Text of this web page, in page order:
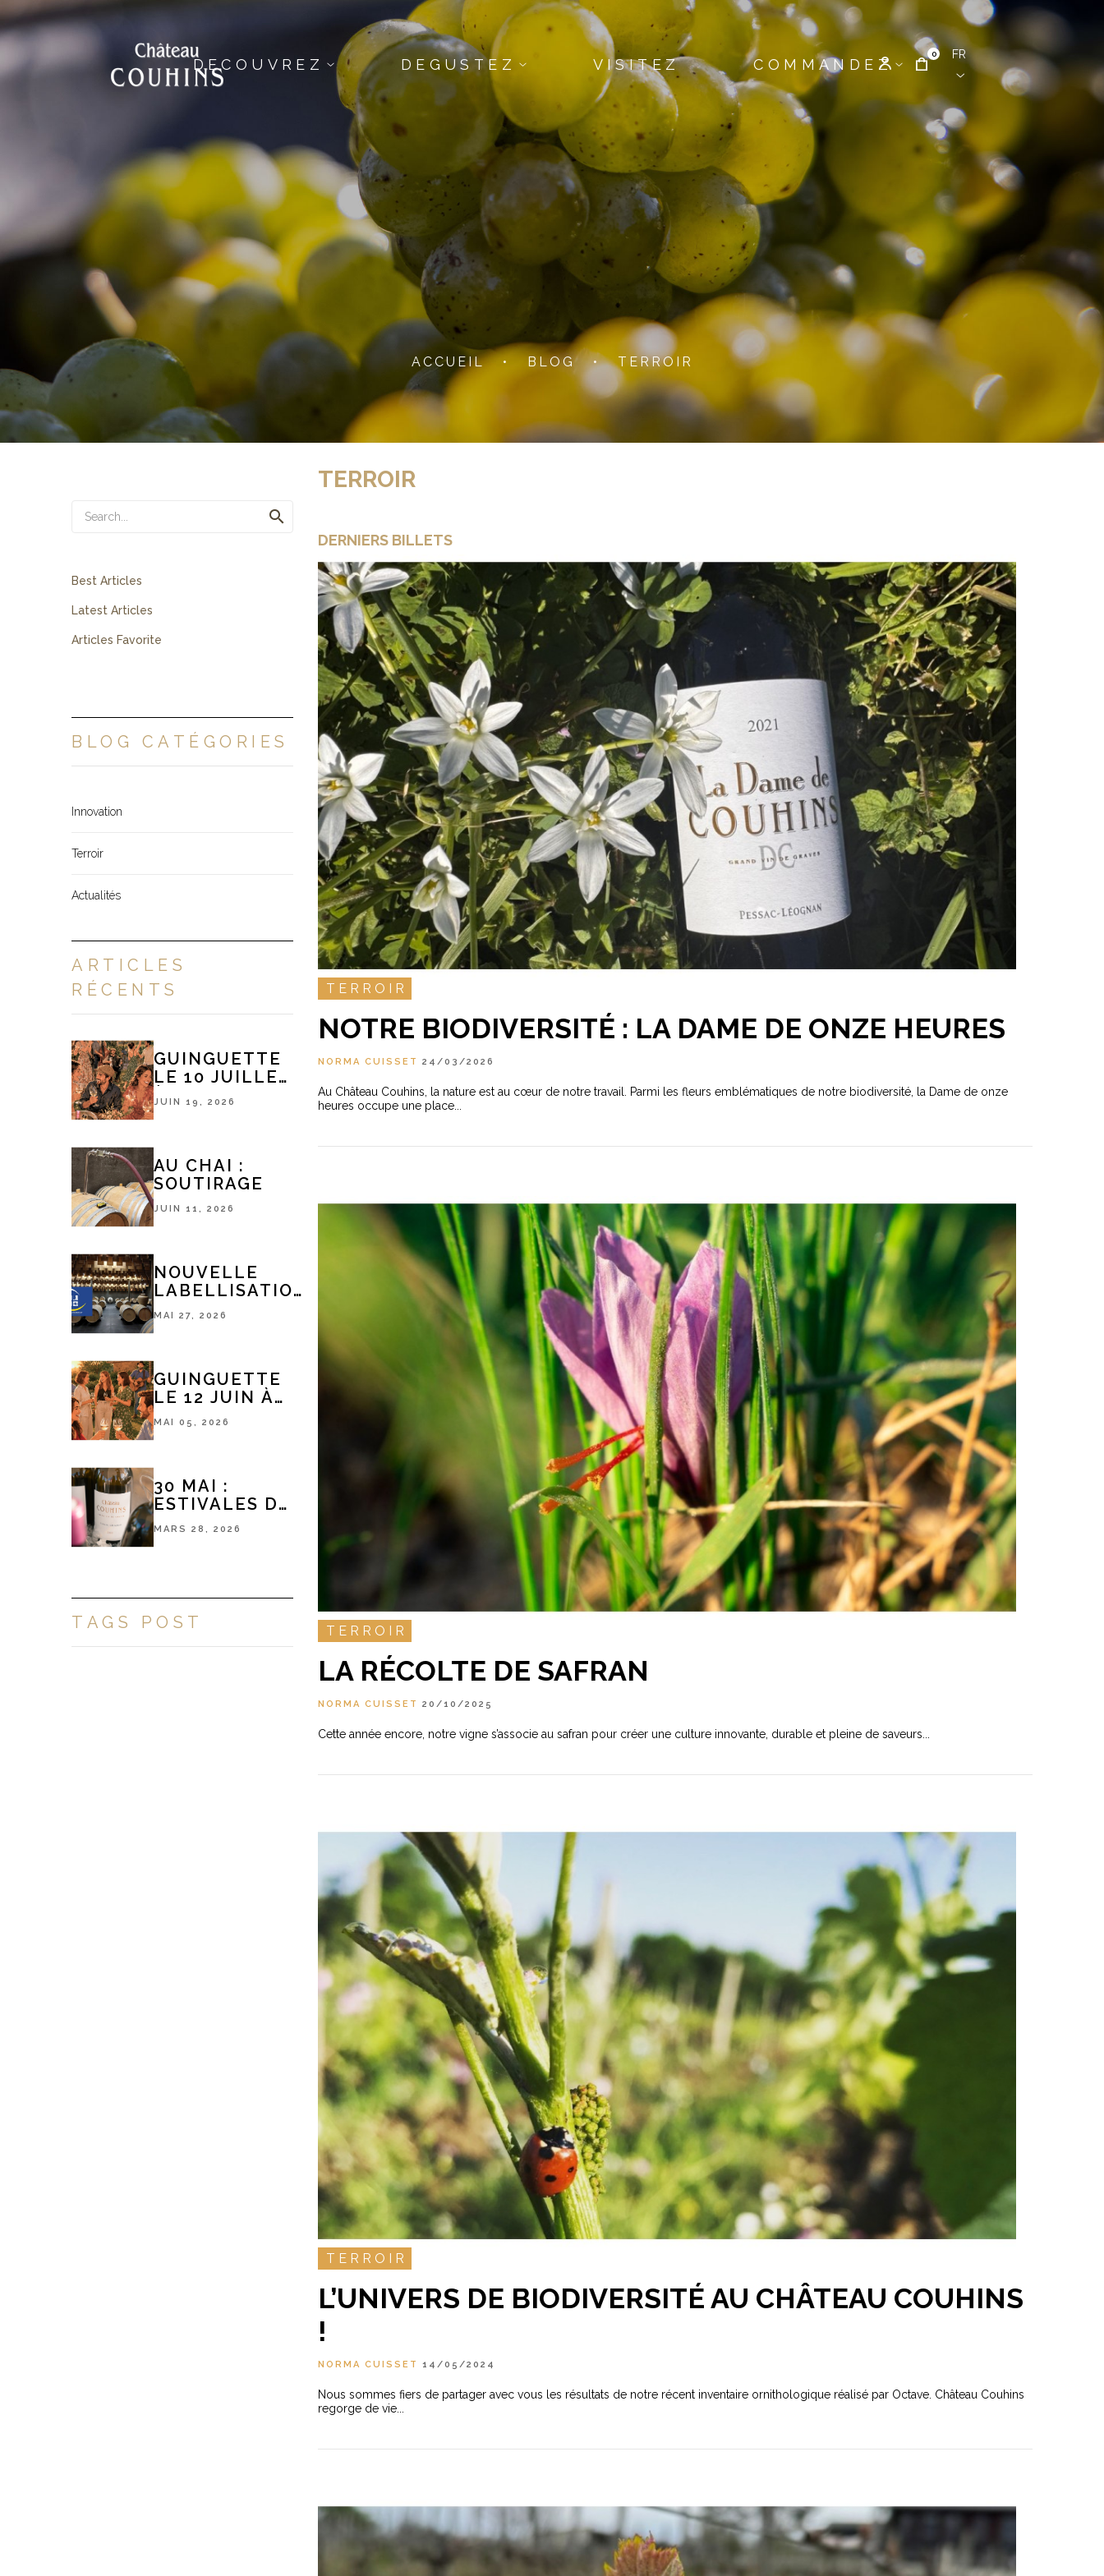
DECOUVREZ DEGUSTEZ VISITEZ COMMANDEZ
0 FR
ACCUEIL • BLOG • TERROIR

Best Articles
Latest Articles
Articles Favorite
BLOG CATÉGORIES
Innovation
Terroir
Actualités
ARTICLES
RÉCENTS
GUINGUETTE
LE 10 JUILLET
À 18H
JUIN 19, 2026
AU CHAI :
SOUTIRAGE
JUIN 11, 2026
NOUVELLE
LABELLISATION
TOURISME &
MAI 27, 2026
GUINGUETTE
LE 12 JUIN À
18H
MAI 05, 2026
30 MAI :
ESTIVALES DE
PESSAC-
MARS 28, 2026
TAGS POST
TERROIR
DERNIERS BILLETS
TERROIR
NOTRE BIODIVERSITÉ : LA DAME DE ONZE HEURES
NORMA CUISSET 24/03/2026
Au Château Couhins, la nature est au cœur de notre travail. Parmi les fleurs emblématiques de notre biodiversité, la Dame de onze
heures occupe une place...
TERROIR
LA RÉCOLTE DE SAFRAN
NORMA CUISSET 20/10/2025
Cette année encore, notre vigne s’associe au safran pour créer une culture innovante, durable et pleine de saveurs...
TERROIR
L’UNIVERS DE BIODIVERSITÉ AU CHÂTEAU COUHINS
!
NORMA CUISSET 14/05/2024
Nous sommes fiers de partager avec vous les résultats de notre récent inventaire ornithologique réalisé par Octave. Château Couhins
regorge de vie...